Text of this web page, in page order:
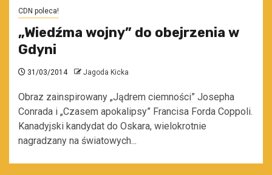
CDN poleca!
„Wiedźma wojny” do obejrzenia w
Gdyni
31/03/2014 Jagoda Kicka
Obraz zainspirowany „Jądrem ciemności” Josepha
Conrada i „Czasem apokalipsy” Francisa Forda Coppoli.
Kanadyjski kandydat do Oskara, wielokrotnie
nagradzany na światowych...